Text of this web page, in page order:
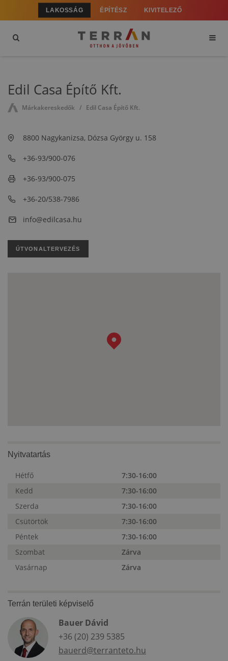
LAKOSSÁG ÉPÍTÉSZ KIVITELEZŐ
Edil Casa Építő Kft.
Márkakereskedők Edil Casa Építő Kft.
8800 Nagykanizsa, Dózsa György u. 158
+36-93/900-076
+36-93/900-075
+36-20/538-7986
info@edilcasa.hu
ÚTVONALTERVEZÉS
Nyitvatartás
Hétfő
7:30-16:00
Kedd
7:30-16:00
Szerda
7:30-16:00
Csütörtök
7:30-16:00
Péntek
7:30-16:00
Szombat
Zárva
Vasárnap
Zárva
Terrán területi képviselő
Bauer Dávid
+36 (20) 239 5385
bauerd@terranteto.hu